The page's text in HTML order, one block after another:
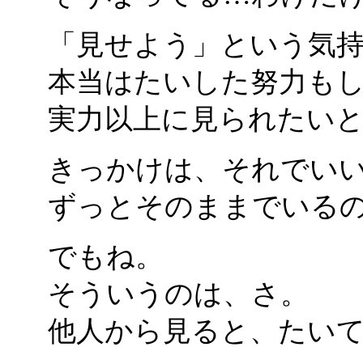
「見せよう」という気
本当はたいした努力も
実力以上に見られたい
きっかけは、それでい
ずっとそのままでいる
でもね。
そういうのは、さ。
他人から見ると、たい